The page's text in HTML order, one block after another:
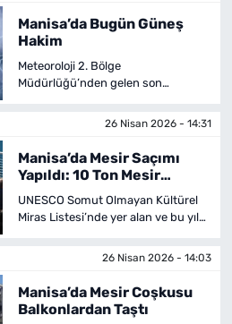
Manisa’da Bugün Güneş
Hakim
Meteoroloji 2. Bölge
Müdürlüğü’nden gelen son
Manisa'da güneş yüzünü26 Nisan 2026 - 14:31
Manisa’da Mesir Saçımı
Yapıldı: 10 Ton Mesir
Dakkilar İçinde Bitti
UNESCO Somut Olmayan Kültürel
Miras Listesi’nde yer alan ve bu yıl
Manisa Mesir Macunu Festivali, 10
sona erdi.
26 Nisan 2026 - 14:03
Manisa’da Mesir Coşkusu
Balkonlardan Taştı